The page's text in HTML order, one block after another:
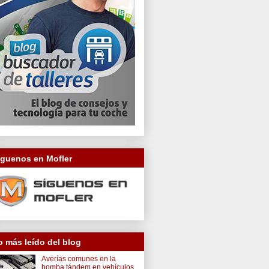
en Mofler
más leído del blog
Averías comunes en la
bomba tándem en vehículos